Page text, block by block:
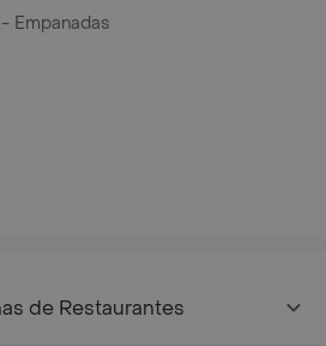
Empanadas
de Restaurantes